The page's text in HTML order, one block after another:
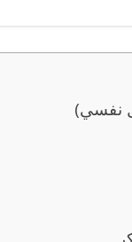
نفسي)